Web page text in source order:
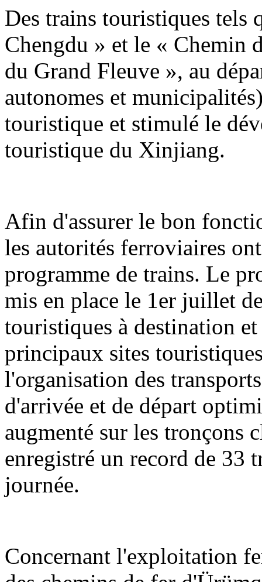
Des trains touristiques tels
Chengdu » et le « Chemin
du Grand Fleuve », au
autonomes et
touristique et stimulé le
touristique du Xinjiang.
Afin d'assurer le bon
les autorités ferroviaires
programme de trains. Le
mis en place le 1er juillet
touristiques à destination
principaux sites
l'organisation des
d'arrivée et de départ
augmenté sur les
enregistré un record de 33
journée.
Concernant l'exploitation